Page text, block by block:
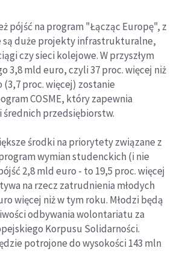
pójść na program "Łącząc Europę", z
są duże projekty infrastrukturalne,
czy sieci kolejowe. W przyszłym
3,8 mld euro, czyli 37 proc. więcej niż
(3,7 proc. więcej) zostanie
COSME, który zapewnia
średnich przedsiębiorstw.
środki na priorytety związane z
wymian studenckich (i nie
2,8 mld euro - to 19,5 proc. więcej
na rzecz zatrudnienia młodych
więcej niż w tym roku. Młodzi będą
odbywania wolontariatu za
Korpusu Solidarności.
potrojone do wysokości 143 mln